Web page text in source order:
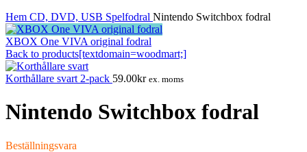
Hem CD, DVD, USB Spelfodral Nintendo Switchbox fodral
XBOX One VIVA original fodral
Back to products[textdomain=woodmart;]
Korthållare svart 2-pack 59.00kr ex. moms
Nintendo Switchbox fodral
Beställningsvara